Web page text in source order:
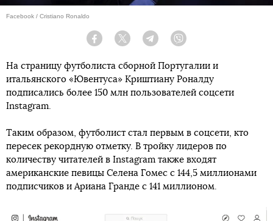
Facebook / Cristiano Ronaldo
Facebook Twitter Telegram
На страницу футболиста сборной Португалии и
итальянского «Ювентуса» Криштиану Роналду
подписались более 150 млн пользователей соцсети
Instagram.
Таким образом, футболист стал первым в соцсети, кто
пересек рекордную отметку. В тройку лидеров по
количеству читателей в Instagram также входят
американские певицы Селена Гомес с 144,5 миллионами
подписчиков и Ариана Гранде с 141 миллионом.